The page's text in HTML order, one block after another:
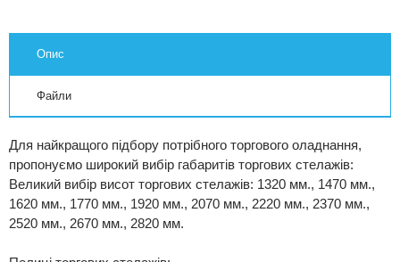
Опис
Файли
Для найкращого підбору потрібного торгового оладнання,
пропонуємо широкий вибір габаритів торгових стелажів:
Великий вибір висот торгових стелажів: 1320 мм., 1470 мм.,
1620 мм., 1770 мм., 1920 мм., 2070 мм., 2220 мм., 2370 мм.,
2520 мм., 2670 мм., 2820 мм.